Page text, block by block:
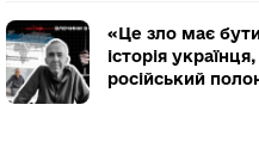
«Це зло має
історія
російський